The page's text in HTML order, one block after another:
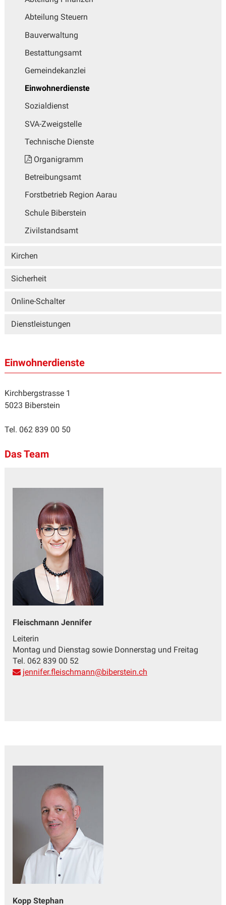
Abteilung Steuern
Bauverwaltung
Bestattungsamt
Gemeindekanzlei
Einwohnerdienste
Sozialdienst
SVA-Zweigstelle
Technische Dienste
Organigramm
Betreibungsamt
Forstbetrieb Region Aarau
Schule Biberstein
Zivilstandsamt
Kirchen
Sicherheit
Online-Schalter
Dienstleistungen
Einwohnerdienste
Kirchbergstrasse 1
5023 Biberstein
Tel. 062 839 00 50
Das Team
Fleischmann Jennifer
Leiterin
Montag und Dienstag sowie Donnerstag und Freitag
Tel. 062 839 00 52
jennifer.fleischmann@biberstein.ch
Kopp Stephan